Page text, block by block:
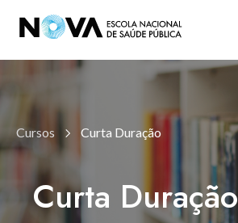
ENSINO
INVESTIGAÇÃO
Cursos Curta Duração
Curta Duração